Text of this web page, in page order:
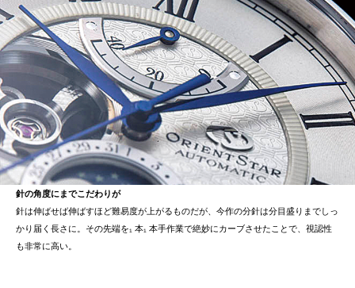
針の角度にまでこだわりが
針は伸ばせば伸ばすほど難易度が上がるものだが、今作の分針は分目盛りまでしっ
かり届く長さに。その先端を₁ 本₁ 本手作業で絶妙にカーブさせたことで、視認性
も非常に高い。